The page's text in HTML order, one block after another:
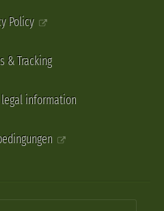
Policy
& Tracking
information